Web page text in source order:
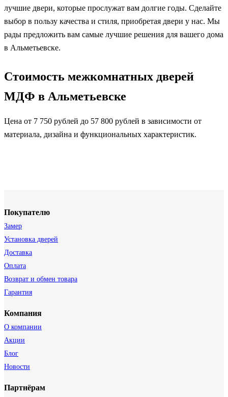
лучшие двери, которые прослужат вам долгие годы. Сделайте
выбор в пользу качества и стиля, приобретая двери у нас. Мы
рады предложить вам самые лучшие решения для вашего дома
в Альметьевске.
Стоимость межкомнатных дверей
МДФ в Альметьевске
Цена от 7 750 рублей до 57 800 рублей в зависимости от
материала, дизайна и функциональных характеристик.
Покупателю
Замер
Установка дверей
Доставка
Оплата
Возврат и обмен товара
Гарантия
Компания
О компании
Акции
Блог
Новости
Партнёрам